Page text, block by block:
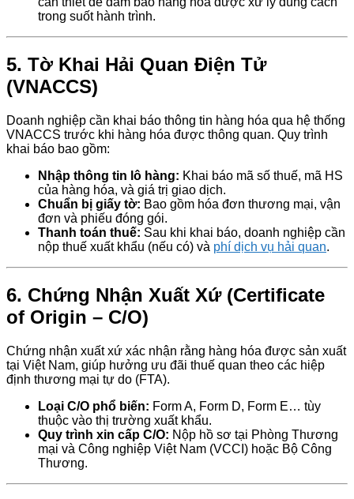
trong suốt hành trình.
5. Tờ Khai Hải Quan Điện Tử
(VNACCS)
Doanh nghiệp cần khai báo thông tin hàng hóa qua hệ thống
VNACCS trước khi hàng hóa được thông quan. Quy trình
khai báo bao gồm:
Nhập thông tin lô hàng: Khai báo mã số thuế, mã HS
của hàng hóa, và giá trị giao dịch.
Chuẩn bị giấy tờ: Bao gồm hóa đơn thương mại, vận
đơn và phiếu đóng gói.
Thanh toán thuế: Sau khi khai báo, doanh nghiệp cần
nộp thuế xuất khẩu (nếu có) và phí dịch vụ hải quan.
6. Chứng Nhận Xuất Xứ (Certificate
of Origin – C/O)
Chứng nhận xuất xứ xác nhận rằng hàng hóa được sản xuất
tại Việt Nam, giúp hưởng ưu đãi thuế quan theo các hiệp
định thương mại tự do (FTA).
Loại C/O phổ biến: Form A, Form D, Form E… tùy
thuộc vào thị trường xuất khẩu.
Quy trình xin cấp C/O: Nộp hồ sơ tại Phòng Thương
mại và Công nghiệp Việt Nam (VCCI) hoặc Bộ Công
Thương.